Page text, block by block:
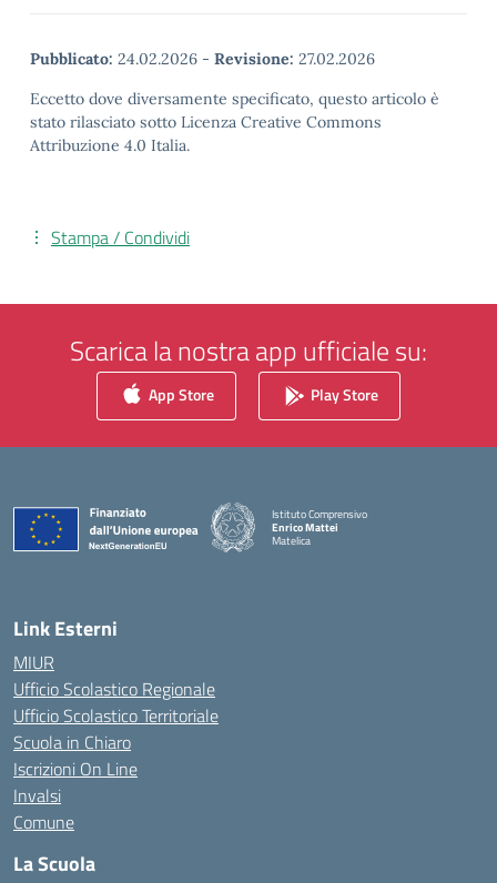
Pubblicato: 24.02.2026 - Revisione: 27.02.2026
Eccetto dove diversamente specificato, questo articolo è
stato rilasciato sotto Licenza Creative Commons
Attribuzione 4.0 Italia.
Stampa / Condividi
Scarica la nostra app ufficiale su:
App Store Play Store
Istituto Comprensivo
Enrico Mattei
Matelica
Link Esterni
MIUR
Ufficio Scolastico Regionale
Ufficio Scolastico Territoriale
Scuola in Chiaro
Iscrizioni On Line
Invalsi
Comune
La Scuola